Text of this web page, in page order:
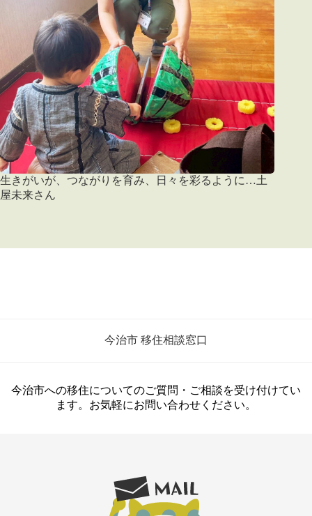
生きがいが、つながりを育み、日々を彩るように…土
屋未来さん
今治市 移住相談窓口
今治市への移住についてのご質問・ご相談を受け付けてい
ます。お気軽にお問い合わせください。